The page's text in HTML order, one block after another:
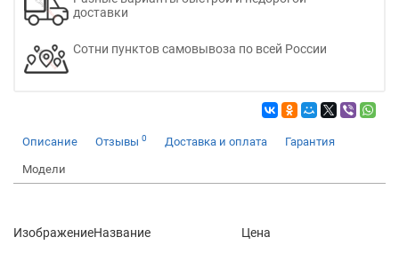
доставки
Сотни пунктов самовывоза по всей России
Описание Отзывы 0 Доставка и оплата Гарантия
Модели
ИзображениеНазвание Цена